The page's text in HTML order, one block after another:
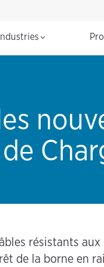
Industries
résistants
de la borne en